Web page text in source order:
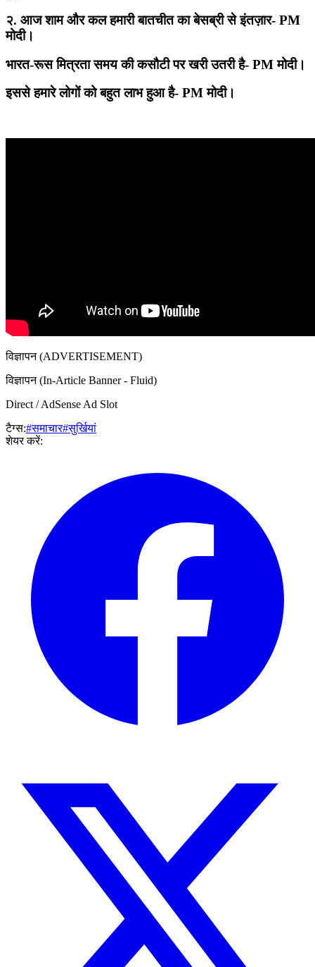
२. आज शाम और कल हमारी बातचीत का बेसब्री से इंतज़ार- PM
मोदी।
भारत-रूस मित्रता समय की कसौटी पर खरी उतरी है- PM मोदी।
इससे हमारे लोगों को बहुत लाभ हुआ है- PM मोदी।
विज्ञापन (ADVERTISEMENT)
विज्ञापन (In-Article Banner - Fluid)
Direct / AdSense Ad Slot
टैग्स:#समाचार#सुर्खियां
शेयर करें: